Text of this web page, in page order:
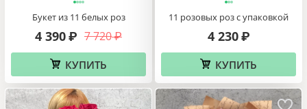
Букет из 11 белых роз
7 720 ₽
4 390₽
КУПИТЬ
11 розовых роз с упаковкой
4 230 ₽
КУПИТЬ